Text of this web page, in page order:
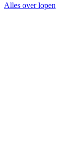
Alles over lopen